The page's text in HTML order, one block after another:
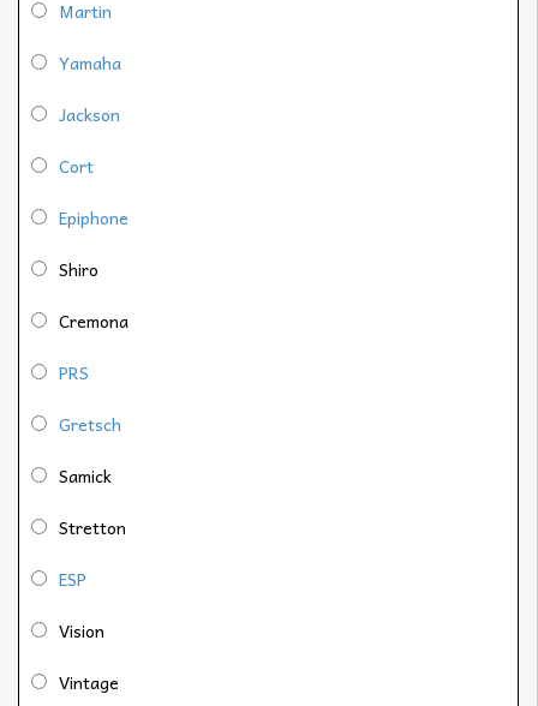
Martin
Yamaha
Jackson
Cort
Epiphone
Shiro
Cremona
PRS
Gretsch
Samick
Stretton
ESP
Vision
Vintage